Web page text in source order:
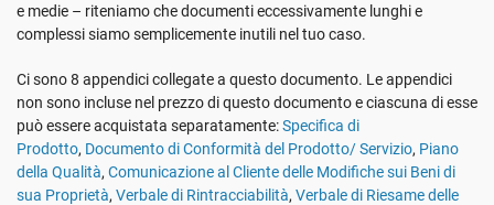
ISO 42001
GDPR dell’UE
ISO 9001
Altro
Aziende IT e SaaS
Infrastrutture critiche
Produzione
Contattaci
Vedi La Demo
e medie – riteniamo che documenti eccessivamente lunghi e
complessi siamo semplicemente inutili nel tuo caso.
Ci sono 8 appendici collegate a questo documento. Le appendici
non sono incluse nel prezzo di questo documento e ciascuna di esse
può essere acquistata separatamente:Specifica di
Prodotto, Documento di Conformità del Prodotto/ Servizio, Piano
della Qualità, Comunicazione al Cliente delle Modifiche sui Beni di
sua Proprietà, Verbale di Rintracciabilità, Verbale di Riesame delle